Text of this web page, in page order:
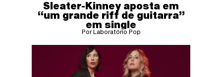
Sleater-Kinney aposta em
“um grande riff de guitarra”
em single
Por Laboratório Pop